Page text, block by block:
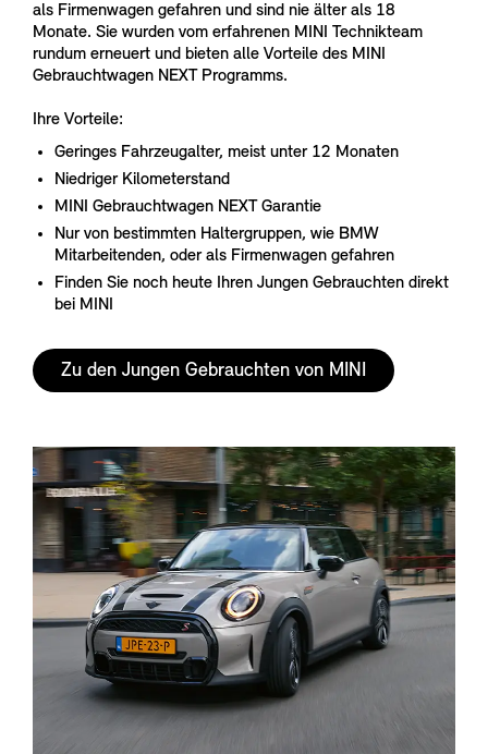
als Firmenwagen gefahren und sind nie älter als 18
Monate. Sie wurden vom erfahrenen MINI Technikteam
rundum erneuert und bieten alle Vorteile des MINI
Gebrauchtwagen NEXT Programms.
Ihre Vorteile:
Geringes Fahrzeugalter, meist unter 12 Monaten
Niedriger Kilometerstand
MINI Gebrauchtwagen NEXT Garantie
Nur von bestimmten Haltergruppen, wie BMW
Mitarbeitenden, oder als Firmenwagen gefahren
Finden Sie noch heute Ihren Jungen Gebrauchten direkt
bei MINI
Zu den Jungen Gebrauchten von MINI